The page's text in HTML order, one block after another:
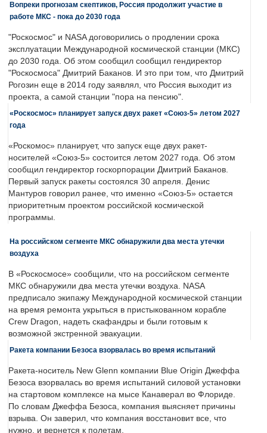
Вопреки прогнозам скептиков, Россия продолжит участие в
работе МКС - пока до 2030 года
"Роскосмос" и NASA договорились о продлении срока
эксплуатации Международной космической станции (МКС)
до 2030 года. Об этом сообщил сообщил гендиректор
"Роскосмоса" Дмитрий Баканов. И это при том, что Дмитрий
Рогозин еще в 2014 году заявлял, что Россия выходит из
проекта, а самой станции "пора на пенсию".
«Роскосмос» планирует запуск двух ракет «Союз-5» летом 2027
года
«Роскомос» планирует, что запуск еще двух ракет-
носителей «Союз-5» состоится летом 2027 года. Об этом
сообщил гендиректор госкорпорации Дмитрий Баканов.
Первый запуск ракеты состоялся 30 апреля. Денис
Мантуров говорил ранее, что именно «Союз-5» остается
приоритетным проектом российской космической
программы.
На российском сегменте МКС обнаружили два места утечки
воздуха
В «Роскосмосе» сообщили, что на российском сегменте
МКС обнаружили два места утечки воздуха. NASA
предписало экипажу Международной космической станции
на время ремонта укрыться в пристыкованном корабле
Crew Dragon, надеть скафандры и были готовым к
возможной экстренной эвакуации.
Ракета компании Безоса взорвалась во время испытаний
Ракета-носитель New Glenn компании Blue Origin Джеффа
Безоса взорвалась во время испытаний силовой установки
на стартовом комплексе на мысе Канаверал во Флориде.
По словам Джеффа Безоса, компания выясняет причины
взрыва. Он заверил, что компания восстановит все, что
нужно, и вернется к полетам.